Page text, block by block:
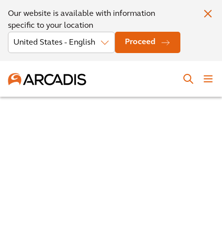
Our website is available with information
specific to your location
Proceed